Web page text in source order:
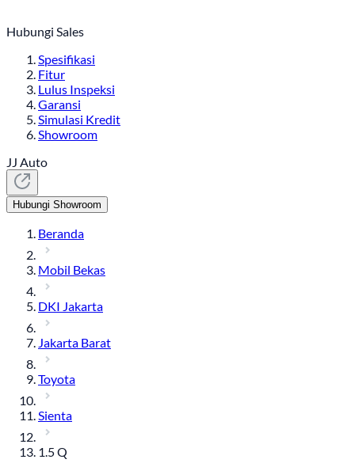
Hubungi Sales
Spesifikasi
Fitur
Lulus Inspeksi
Garansi
Simulasi Kredit
Showroom
JJ Auto
Hubungi Showroom
Beranda
Mobil Bekas
DKI Jakarta
Jakarta Barat
Toyota
Sienta
1.5 Q